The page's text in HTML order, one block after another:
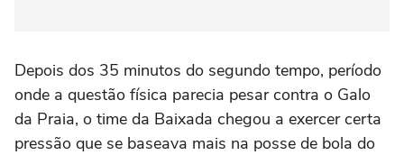
Depois dos 35 minutos do segundo tempo, período
onde a questão física parecia pesar contra o Galo
da Praia, o time da Baixada chegou a exercer certa
pressão que se baseava mais na posse de bola do